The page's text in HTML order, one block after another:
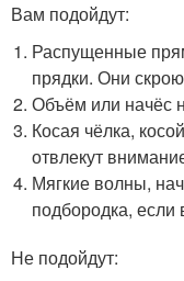
Вам подойдут:
Распущенные
прядки. Они
Объём или начёс
Косая чёлка,
отвлекут
Мягкие волны,
подбородка, если
Не подойдут: